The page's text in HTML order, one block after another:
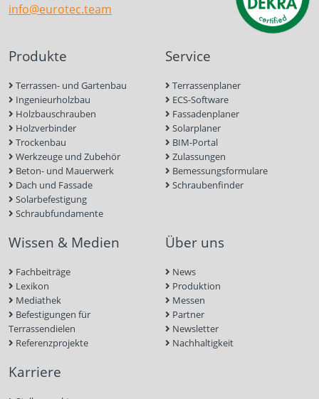
info@eurotec.team
Produkte
Terrassen- und Gartenbau
Ingenieurholzbau
Holzbauschrauben
Holzverbinder
Trockenbau
Werkzeuge und Zubehör
Beton- und Mauerwerk
Dach und Fassade
Solarbefestigung
Schraubfundamente
Service
Terrassenplaner
ECS-Software
Fassadenplaner
Solarplaner
BIM-Portal
Zulassungen
Bemessungsformulare
Schraubenfinder
Wissen & Medien
Fachbeiträge
Lexikon
Mediathek
Befestigungen für
Terrassendielen
Referenzprojekte
Über uns
News
Produktion
Messen
Partner
Newsletter
Nachhaltigkeit
Karriere